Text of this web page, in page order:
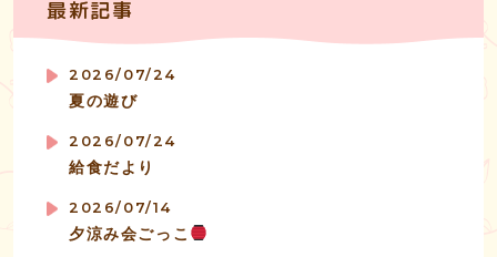
最新記事
2026/07/24
夏の遊び
2026/07/24
給食だより
2026/07/14
夕涼み会ごっこ